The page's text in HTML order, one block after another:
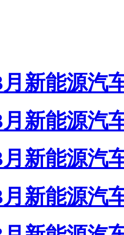
月新能源汽
月新能源汽
月新能源汽
月新能源汽